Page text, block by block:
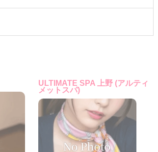
ULTIMATE SPA 上野 (アルティ
メットスパ)